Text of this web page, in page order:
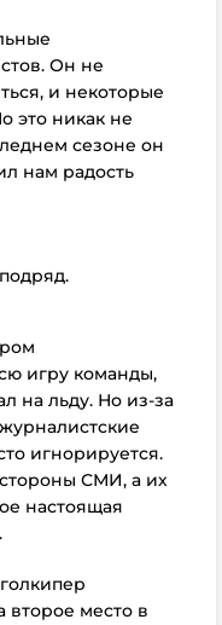
Он не
и некоторые
это никак не
сезоне он
нам радость
игру команды,
на льду. Но из-за
игнорируется.
СМИ, а их
настоящая
второе место в